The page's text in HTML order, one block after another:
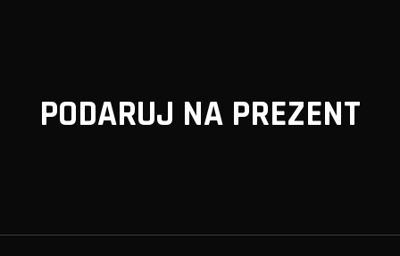
PODARUJ NA PREZENT